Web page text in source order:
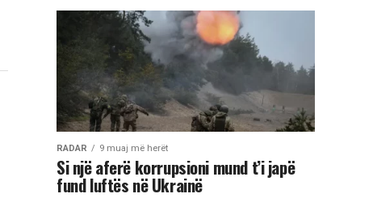
RADAR 9 muaj më herët
Si një aferë korrupsioni mund t’i japë
fund luftës në Ukrainë